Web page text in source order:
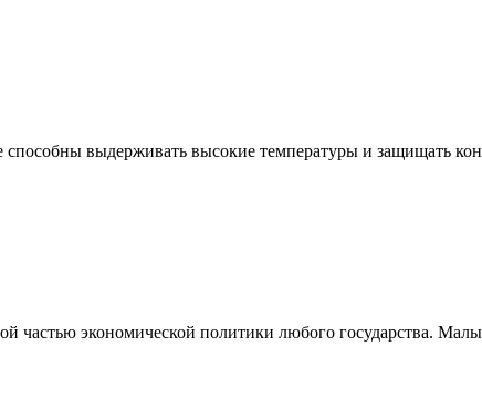
выдерживать высокие температуры и защищать
частью экономической политики любого государства.